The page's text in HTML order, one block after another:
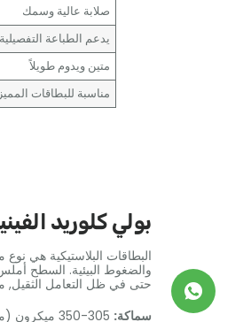
صلابة عالية وسمك
يدعم الطباعة التفصيلية
متين ويدوم طويلاً
مناسبة للبطاقات
بولي كلوريد
البطاقات البلاستيكية هي نوع
حتى في ظل التعامل الثقيل,
سماكة: